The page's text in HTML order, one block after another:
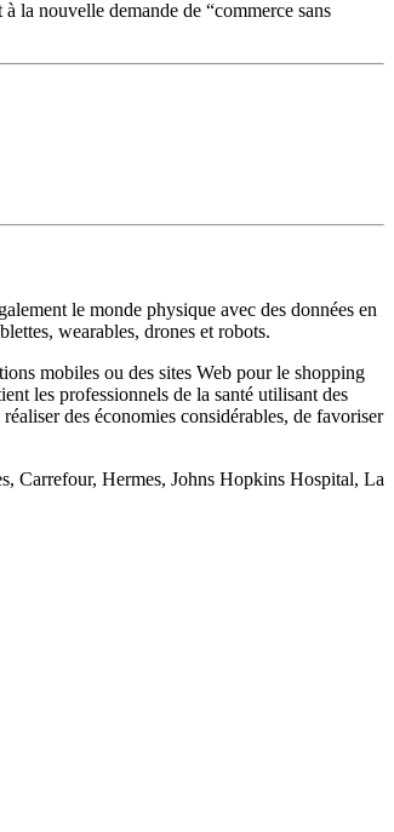
la nouvelle demande de “commerce sans
le monde physique avec des données en
wearables, drones et robots.
mobiles ou des sites Web pour le shopping
les professionnels de la santé utilisant des
des économies considérables, de favoriser
Carrefour, Hermes, Johns Hopkins Hospital, La